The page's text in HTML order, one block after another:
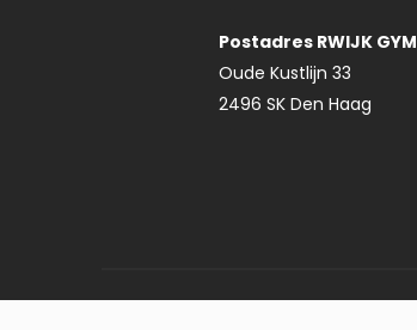
Postadres RWIJK GYM
Oude Kustlijn 33
2496 SK Den Haag